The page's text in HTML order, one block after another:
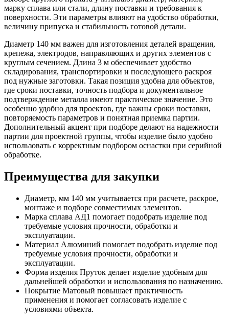
марку сплава или стали, длину поставки и требования к
поверхности. Эти параметры влияют на удобство обработки,
величину припуска и стабильность готовой детали.
Диаметр 140 мм важен для изготовления деталей вращения,
крепежа, электродов, направляющих и других элементов с
круглым сечением. Длина 3 м обеспечивает удобство
складирования, транспортировки и последующего раскроя
под нужные заготовки. Такая позиция удобна для объектов,
где сроки поставки, точность подбора и документальное
подтверждение металла имеют практическое значение. Это
особенно удобно для проектов, где важны сроки поставки,
повторяемость параметров и понятная приемка партии.
Дополнительный акцент при подборе делают на надежности
партии для проектной группы, чтобы изделие было удобно
использовать с корректным подбором оснастки при серийной
обработке.
Преимущества для закупки
Диаметр, мм 140 мм учитывается при расчете, раскрое,
монтаже и подборе совместимых элементов.
Марка сплава АД1 помогает подобрать изделие под
требуемые условия прочности, обработки и
эксплуатации.
Материал Алюминий помогает подобрать изделие под
требуемые условия прочности, обработки и
эксплуатации.
Форма изделия Пруток делает изделие удобным для
дальнейшей обработки и использования по назначению.
Покрытие Матовый повышает практичность
применения и помогает согласовать изделие с
условиями объекта.